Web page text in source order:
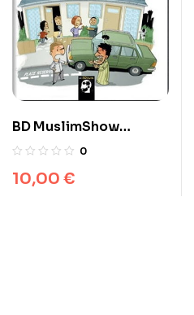
BD MuslimShow
« Voisin Voisin » – Tome
BDouin
0
10,00 €